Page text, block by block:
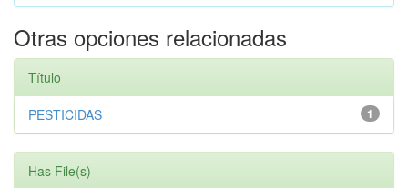
Otras opciones relacionadas
Título
1
PESTICIDAS
Has File(s)